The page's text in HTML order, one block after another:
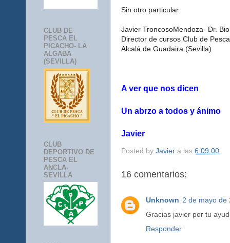
Sin otro particular
Javier TroncosoMendoza- Dr.
Director de cursos Club de
Alcalá de Guadaira (Sevilla)
A ver que nos dicen
Un abrzo a todos y ánimo
Javier
Posted by Javier a las 6:09:00
16 comentarios:
Unknown 2 de mayo de
Gracias javier por tu
Responder
CLUB DE
PESCA EL
PICACHO- LA
ALGABA
(SEVILLA)
CLUB
DEPORTIVO DE
PESCA EL
ANCLA-
SEVILLA